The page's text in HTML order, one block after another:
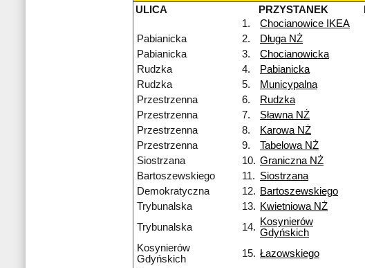
ULICA
PRZYSTANEK
1.
Chocianowice IKEA
Pabianicka
2. Długa NŻ
Pabianicka
3. Chocianowicka
Rudzka
4. Pabianicka
Rudzka
5. Municypalna
Przestrzenna
6. Rudzka
Przestrzenna
7. Sławna NŻ
Przestrzenna
8. Karowa NŻ
Przestrzenna
9.
Tabelowa NŻ
Siostrzana
10. Graniczna NŻ
Bartoszewskiego
11. Siostrzana
Demokratyczna
12. Bartoszewskiego
Trybunalska
13. Kwietniowa NŻ
Trybunalska
14. Kosynierów
Gdyńskich
Kosynierów
Gdyńskich
15. Łazowskiego